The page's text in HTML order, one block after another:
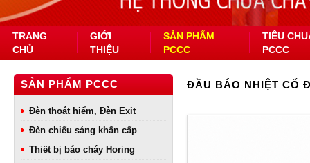
TRANG
CHỦ
GIỚI
THIỆU
SẢN PHẨM
PCCC
TIÊU
PCCC
SẢN PHẨM PCCC
Đèn thoát hiểm, Đèn Exit
Đèn chiếu sáng khẩn cấp
Thiết bị báo cháy Horing
ĐẦU BÁO NHIỆT CỐ